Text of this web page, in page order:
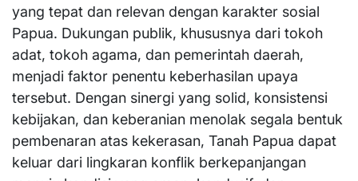
yang tepat dan relevan dengan karakter sosial
Papua. Dukungan publik, khususnya dari tokoh
adat, tokoh agama, dan pemerintah daerah,
menjadi faktor penentu keberhasilan upaya
tersebut. Dengan sinergi yang solid, konsistensi
kebijakan, dan keberanian menolak segala bentuk
pembenaran atas kekerasan, Tanah Papua dapat
keluar dari lingkaran konflik berkepanjangan